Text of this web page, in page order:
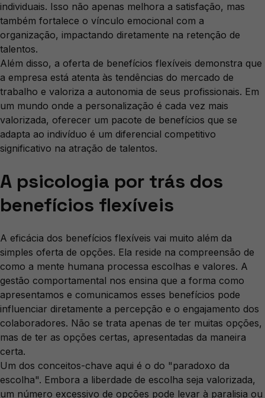
individuais. Isso não apenas melhora a satisfação, mas
também fortalece o vínculo emocional com a
organização, impactando diretamente na retenção de
talentos.
Além disso, a oferta de benefícios flexíveis demonstra que
a empresa está atenta às tendências do mercado de
trabalho e valoriza a autonomia de seus profissionais. Em
um mundo onde a personalização é cada vez mais
valorizada, oferecer um pacote de benefícios que se
adapta ao indivíduo é um diferencial competitivo
significativo na atração de talentos.
A psicologia por trás dos
benefícios flexíveis
A eficácia dos benefícios flexíveis vai muito além da
simples oferta de opções. Ela reside na compreensão de
como a mente humana processa escolhas e valores. A
gestão comportamental nos ensina que a forma como
apresentamos e comunicamos esses benefícios pode
influenciar diretamente a percepção e o engajamento dos
colaboradores. Não se trata apenas de ter muitas opções,
mas de ter as opções certas, apresentadas da maneira
certa.
Um dos conceitos-chave aqui é o do "paradoxo da
escolha". Embora a liberdade de escolha seja valorizada,
um número excessivo de opções pode levar à paralisia ou